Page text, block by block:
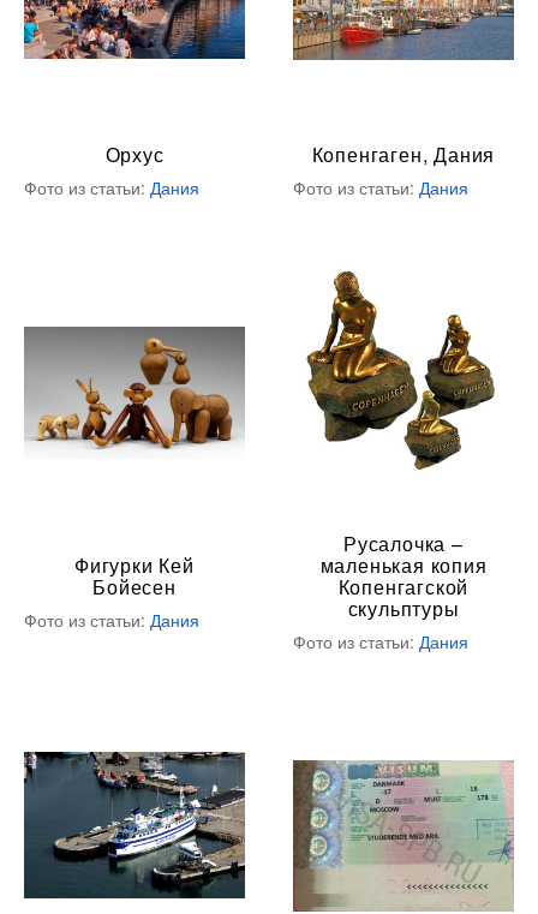
Орхус
Фото из статьи: Дания
Копенгаген, Дания
Фото из статьи: Дания
Фигурки Кей
Бойесен
Фото из статьи: Дания
Русалочка –
маленькая копия
Копенгагской
скульптуры
Фото из статьи: Дания